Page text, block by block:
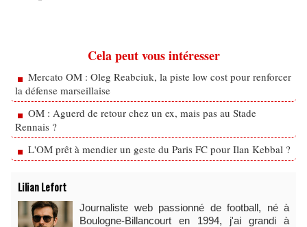
Cela peut vous intéresser
Mercato OM : Oleg Reabciuk, la piste low cost pour renforcer
la défense marseillaise
OM : Aguerd de retour chez un ex, mais pas au Stade
Rennais ?
L'OM prêt à mendier un geste du Paris FC pour Ilan Kebbal ?
Lilian Lefort
Journaliste web passionné de football, né à
Boulogne-Billancourt en 1994, j'ai grandi à